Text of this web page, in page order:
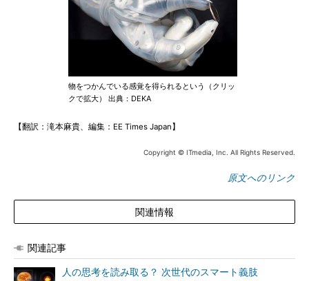
物をつかんでいる感覚を得られるという（クリッ
クで拡大） 出典：DEKA
【翻訳：滝本麻貴、編集：EE Times Japan】
Copyright © ITmedia, Inc. All Rights Reserved.
原文へのリンク
関連情報
関連記事
人の思考を読み取る？ 次世代のスマート義肢